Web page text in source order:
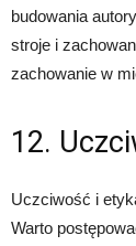
budowania
stroje i
zachowanie w
12.
Uczciwość i
Warto